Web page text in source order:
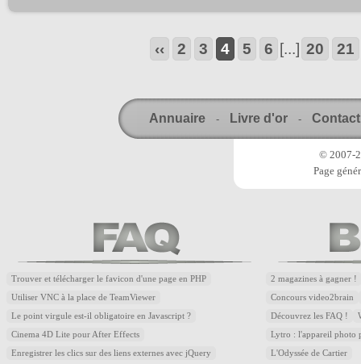
‹‹ 2 3 4 5 6 [...] 20 21
Annuaire - Livre d'or - Contact
© 2007-
Page
Trouver et télécharger le favicon d'une page en PHP
Utiliser VNC à la place de TeamViewer
Le point virgule est-il obligatoire en Javascript ?
Cinema 4D Lite pour After Effects
Enregistrer les clics sur des liens externes avec jQuery
2 magazines à gagner !
Concours video2brain
Découvrez les FAQ !
Lytro : l'appareil photo
L'Odyssée de Cartier